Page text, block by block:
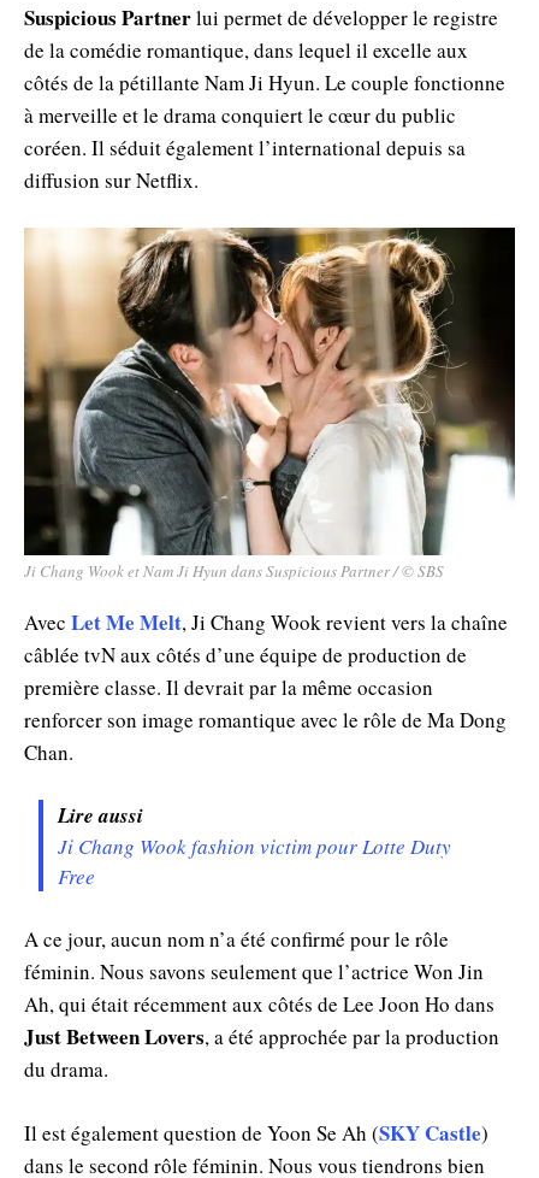
Suspicious Partnerlui permet de développer le registre
de la comédie romantique, dans lequel il excelle aux
côtés de la pétillante Nam Ji Hyun. Le couple fonctionne
à merveille et le drama conquiert le cœur du public
coréen. Il séduit également l’international depuis sa
diffusion sur Netflix.
Ji Chang Wook et Nam Ji Hyun dans Suspicious Partner / © SBS
Avec Let Me Melt, Ji Chang Wook revient vers la chaîne
câblée tvN aux côtés d’une équipe de production de
première classe. Il devrait par la même occasion
renforcer son image romantique avec le rôle de Ma Dong
Chan.
Lire aussi
Ji Chang Wook fashion victim pour Lotte Duty
Free
A ce jour, aucun nom n’a été confirmé pour le rôle
féminin. Nous savons seulement que l’actrice Won Jin
Ah, qui était récemment aux côtés de Lee Joon Ho dans
Just Between Lovers, a été approchée par la production
du drama.
Il est également question de Yoon Se Ah (SKY Castle)
dans le second rôle féminin. Nous vous tiendrons bien